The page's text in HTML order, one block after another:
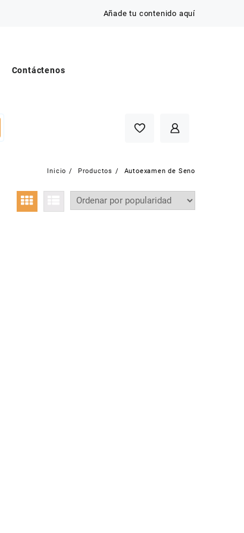
Añade tu contenido aquí
Contáctenos
Inicio Productos Autoexamen de Seno